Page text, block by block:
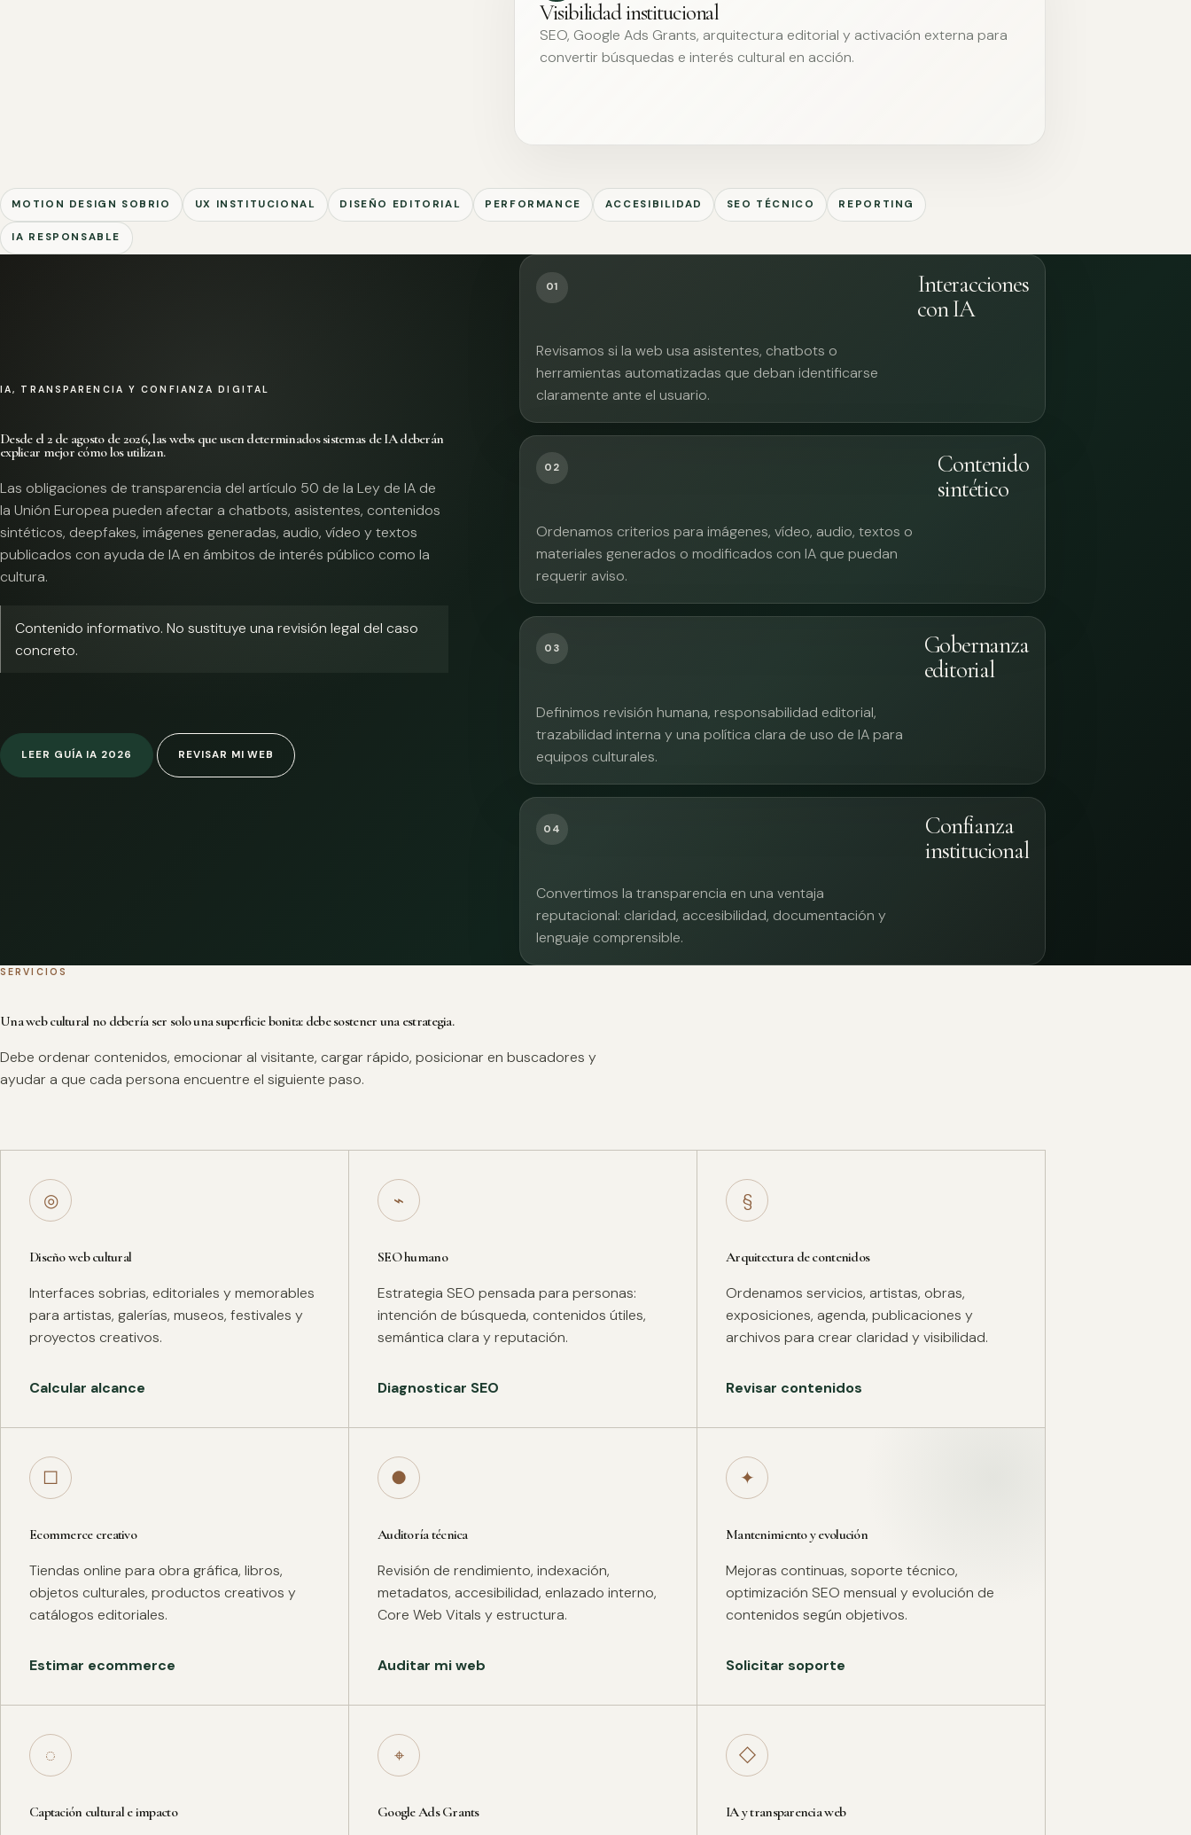
Visibilidad institucional
SEO, Google Ads Grants, arquitectura editorial y activación externa para
convertir búsquedas e interés cultural en acción.
MOTION DESIGN SOBRIO UX INSTITUCIONAL DISEÑO EDITORIAL PERFORMANCE ACCESIBILIDAD SEO TÉCNICO REPORTING
IA RESPONSABLE
IA, TRANSPARENCIA Y CONFIANZA DIGITAL
Desde el 2 de agosto de 2026, las webs que usen determinados sistemas de IA deberán
explicar mejor cómo los utilizan.
Las obligaciones de transparencia del artículo 50 de la Ley de IA de
la Unión Europea pueden afectar a chatbots, asistentes, contenidos
sintéticos, deepfakes, imágenes generadas, audio, vídeo y textos
publicados con ayuda de IA en ámbitos de interés público como la
cultura.
Contenido informativo. No sustituye una revisión legal del caso
concreto.
LEER GUÍA IA 2026 REVISAR MI WEB
01
Interacciones
con IA
Revisamos si la web usa asistentes, chatbots o
herramientas automatizadas que deban identificarse
claramente ante el usuario.
02
Contenido
sintético
Ordenamos criterios para imágenes, vídeo, audio, textos o
materiales generados o modificados con IA que puedan
requerir aviso.
03
Gobernanza
editorial
Definimos revisión humana, responsabilidad editorial,
trazabilidad interna y una política clara de uso de IA para
equipos culturales.
04
Confianza
institucional
Convertimos la transparencia en una ventaja
reputacional: claridad, accesibilidad, documentación y
lenguaje comprensible.
SERVICIOS
Una web cultural no debería ser solo una superficie bonita: debe sostener una estrategia.
Debe ordenar contenidos, emocionar al visitante, cargar rápido, posicionar en buscadores y
ayudar a que cada persona encuentre el siguiente paso.
◎
Diseño web cultural
Interfaces sobrias, editoriales y memorables
para artistas, galerías, museos, festivales y
proyectos creativos.
Calcular alcance
⌁
SEO humano
Estrategia SEO pensada para personas:
intención de búsqueda, contenidos útiles,
semántica clara y reputación.
Diagnosticar SEO
§
Arquitectura de contenidos
Ordenamos servicios, artistas, obras,
exposiciones, agenda, publicaciones y
archivos para crear claridad y visibilidad.
Revisar contenidos
□
Ecommerce creativo
Tiendas online para obra gráfica, libros,
objetos culturales, productos creativos y
catálogos editoriales.
Estimar ecommerce
●
Auditoría técnica
Revisión de rendimiento, indexación,
metadatos, accesibilidad, enlazado interno,
Core Web Vitals y estructura.
Auditar mi web
✦
Mantenimiento y evolución
Mejoras continuas, soporte técnico,
optimización SEO mensual y evolución de
contenidos según objetivos.
Solicitar soporte
◌
Captación cultural e impacto
⌖
Google Ads Grants
◇
IA y transparencia web